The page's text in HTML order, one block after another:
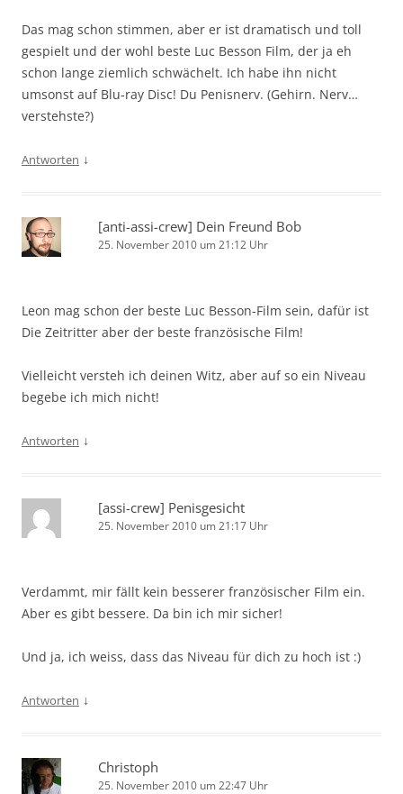
Das mag schon stimmen, aber er ist dramatisch und toll
gespielt und der wohl beste Luc Besson Film, der ja eh
schon lange ziemlich schwächelt. Ich habe ihn nicht
umsonst auf Blu-ray Disc! Du Penisnerv. (Gehirn. Nerv…
verstehste?)
Antworten ↓
[anti-assi-crew] Dein Freund Bob
25. November 2010 um 21:12 Uhr
Leon mag schon der beste Luc Besson-Film sein, dafür ist
Die Zeitritter aber der beste französische Film!
Vielleicht versteh ich deinen Witz, aber auf so ein Niveau
begebe ich mich nicht!
Antworten ↓
[assi-crew] Penisgesicht
25. November 2010 um 21:17 Uhr
Verdammt, mir fällt kein besserer französischer Film ein.
Aber es gibt bessere. Da bin ich mir sicher!
Und ja, ich weiss, dass das Niveau für dich zu hoch ist :)
Antworten ↓
Christoph
25. November 2010 um 22:47 Uhr